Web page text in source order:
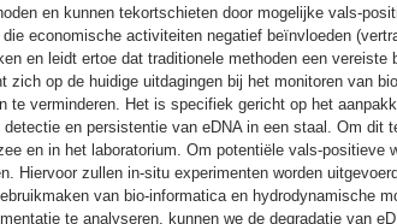
en kunnen tekortschieten door mogelijke vals-
economische activiteiten negatief beïnvloeden
en leidt ertoe dat traditionele methoden een vereiste
zich op de huidige uitdagingen bij het monitoren van
te verminderen. Het is specifiek gericht op het
en persistentie van eDNA in een staal. Om
en in het laboratorium. Om potentiële vals-
Hiervoor zullen in-situ experimenten worden
van bio-informatica en hydrodynamische
te analyseren, kunnen we de degradatie van